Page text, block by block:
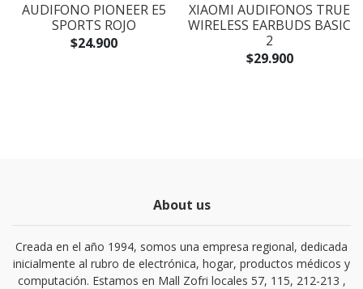
AUDIFONO PIONEER E5
SPORTS ROJO
$24.900
XIAOMI AUDIFONOS TRUE
WIRELESS EARBUDS BASIC
2
$29.900
About us
Creada en el año 1994, somos una empresa regional, dedicada
inicialmente al rubro de electrónica, hogar, productos médicos y
computación. Estamos en Mall Zofri locales 57, 115, 212-213 ,